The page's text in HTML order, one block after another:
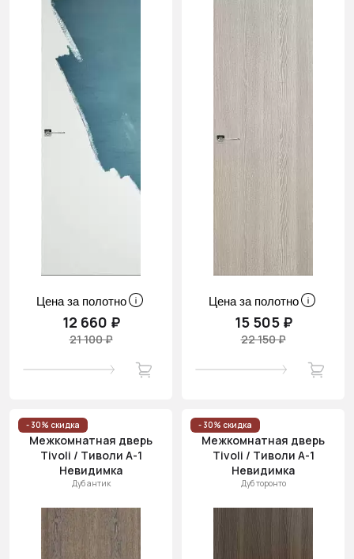
Cначала
скидки
Цена за полотно
12 660 ₽
21 100 ₽
Цена за полотно
15 505 ₽
22 150 ₽
- 30% скидка
Межкомнатная дверь
Tivoli / Тиволи А-1
Невидимка
Дуб антик
- 30% скидка
Межкомнатная дверь
Tivoli / Тиволи А-1
Невидимка
Дуб торонто